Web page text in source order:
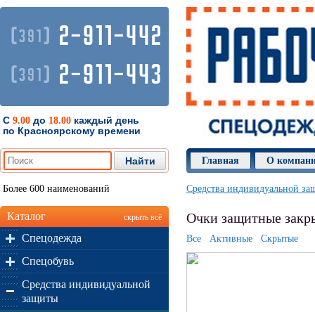
(391) 2-911-442
(391) 2-911-443
С 9.00 до 18.00 каждый день
по Красноярскому времени
Главная О
Более 600 наименований
Каталог скрыть всё
Спецодежда
Спецобувь
Средства индивидуальной
защиты
Средства индивидуальной
Очки защитные
Все Активные Скрытые